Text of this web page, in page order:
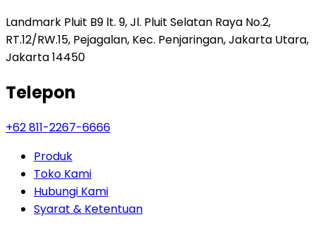
Landmark Pluit B9 lt. 9, Jl. Pluit Selatan Raya No.2,
RT.12/RW.15, Pejagalan, Kec. Penjaringan, Jakarta Utara,
Jakarta 14450
Telepon
+62 811-2267-6666
Produk
Toko Kami
Hubungi Kami
Syarat & Ketentuan